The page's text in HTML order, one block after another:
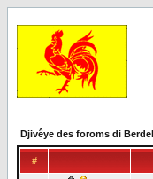
Djivêye des foroms di
#